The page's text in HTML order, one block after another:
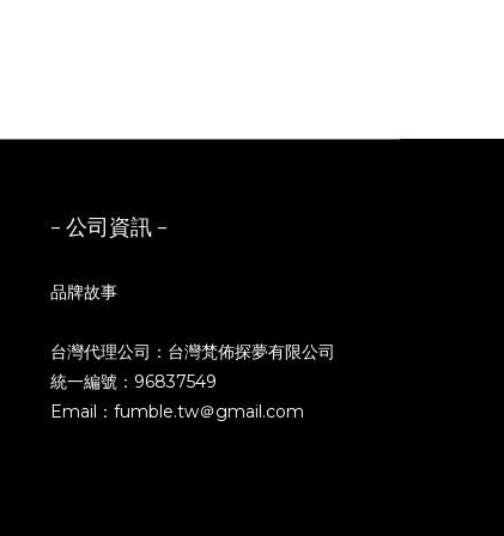
- 公司資訊 -
品牌故事
台灣代理公司：台灣梵佈探夢有限公司
統一編號：96837549
Email：fumble.tw＠gmail.com